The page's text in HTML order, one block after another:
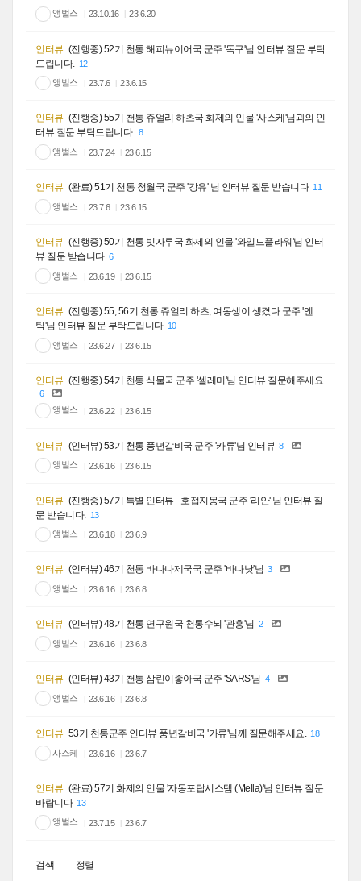
앵벌스 23.10.16 23.6.20
인터뷰 (진행중) 52기 천통 해피뉴이어국 군주 '독구'님 인터뷰 질문 부탁
드립니다.
12
앵벌스
23.7.6 23.6.15
인터뷰 (진행중) 55기 천통 쥬얼리 하츠국 화제의 인물 '사스케'님과의 인
터뷰 질문 부탁드립니다. 8
앵벌스
23.7.24 23.6.15
인터뷰 (완료) 51기 천통 청월국 군주 '강유' 님 인터뷰 질문 받습니다 11
앵벌스
23.7.6 23.6.15
인터뷰 (진행중) 50기 천통 빗자루국 화제의 인물 '와일드플라워'님 인터
뷰 질문 받습니다 6
앵벌스
23.6.19 23.6.15
인터뷰 (진행중) 55, 56기 천통 쥬얼리 하츠, 여동생이 생겼다 군주 '엔
틱'님 인터뷰 질문 부탁드립니다 10
앵벌스
23.6.27 23.6.15
인터뷰 (진행중) 54기 천통 식물국 군주 '셀레미'님 인터뷰 질문해주세요
6
앵벌스
23.6.22 23.6.15
인터뷰 (인터뷰) 53기 천통 풍년갈비국 군주 '카류'님 인터뷰 8
앵벌스
23.6.16 23.6.15
인터뷰 (진행중) 57기 특별 인터뷰 - 호접지몽국 군주 '리안' 님 인터뷰 질
문 받습니다.
13
앵벌스
23.6.18 23.6.9
인터뷰 (인터뷰) 46기 천통 바나나제국국 군주 '바나낫'님 3
앵벌스
23.6.16 23.6.8
인터뷰 (인터뷰) 48기 천통 연구원국 천통수뇌 '관흥'님 2
앵벌스
23.6.16 23.6.8
인터뷰 (인터뷰) 43기 천통 삼린이좋아국 군주 'SARS'님 4
앵벌스
23.6.16 23.6.8
인터뷰 53기 천통군주 인터뷰 풍년갈비국 '카류'님께 질문해주세요. 18
사스케
23.6.16 23.6.7
인터뷰 (완료) 57기 화제의 인물 '자동포탑시스템 (Mella)'님 인터뷰 질문
바랍니다 13
앵벌스
23.7.15 23.6.7
검색 정렬